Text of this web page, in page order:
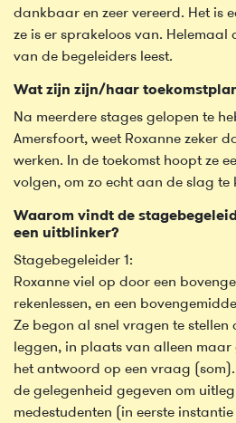
dankbaar en zeer vereerd. Het is
ze is er sprakeloos van. Helemaal
van de begeleiders leest.
Wat zijn zijn/haar
Na meerdere stages gelopen te
Amersfoort, weet Roxanne zeker
werken. In de toekomst hoopt ze
volgen, om zo echt aan de slag te
Waarom vindt de
een uitblinker?
Stagebegeleider 1:
Roxanne viel op door een
rekenlessen, en een
Ze begon al snel vragen te stellen
leggen, in plaats van alleen maar
het antwoord op een vraag
de gelegenheid gegeven om
medestudenten (in eerste